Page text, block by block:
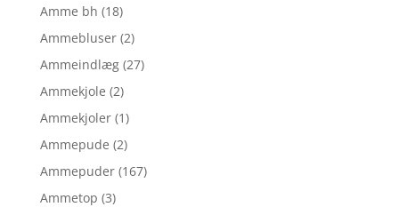
Amme bh (18)
Ammebluser (2)
Ammeindlæg (27)
Ammekjole (2)
Ammekjoler (1)
Ammepude (2)
Ammepuder (167)
Ammetop (3)